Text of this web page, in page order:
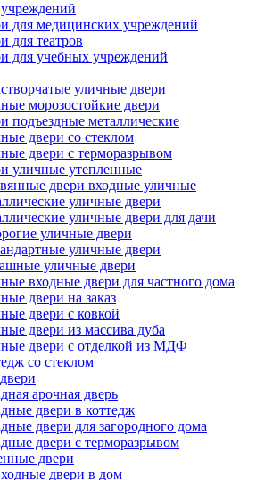
для медицинских учреждений
для театров
для учебных учреждений
уличные двери
морозостойкие двери
подъездные металлические
двери со стеклом
двери с терморазрывом
уличные утепленные
двери входные уличные
уличные двери
уличные двери для дачи
уличные двери
уличные двери
уличные двери
входные двери для частного дома
двери на заказ
двери с ковкой
двери из массива дуба
двери с отделкой из МДФ
со стеклом
арочная дверь
двери в коттедж
двери для загородного дома
двери с терморазрывом
двери
двери в дом